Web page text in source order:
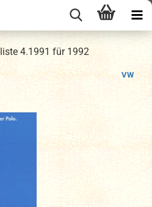
4.1991 für 1992
VW